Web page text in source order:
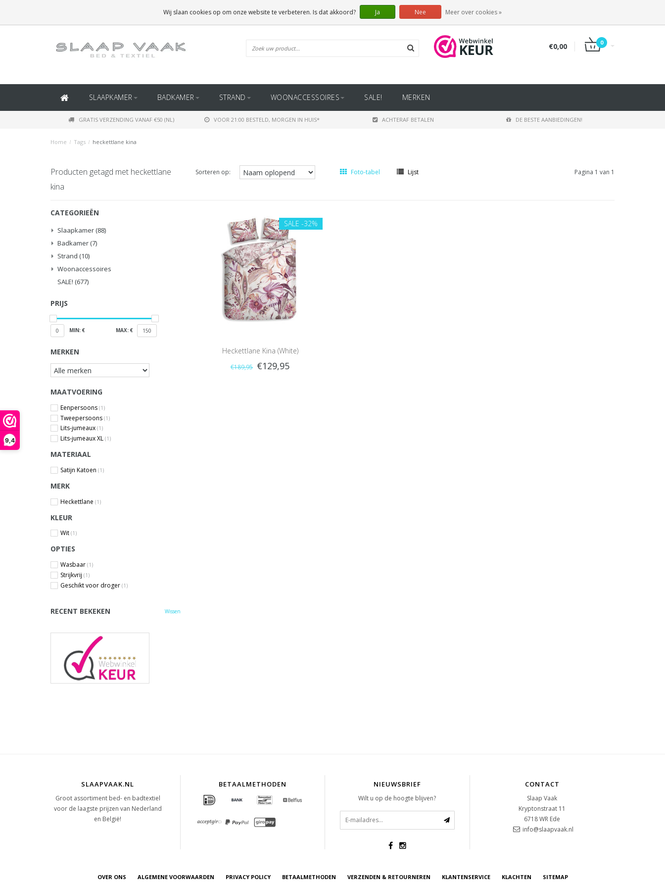
9,4
(BINNEN BELGIË)
€0,00 0
SLAAPKAMER BADKAMER STRAND WOONACCESSOIRES SALE! MERKEN
GRATIS VERZENDING VANAF €50 (NL) VOOR 21:00 BESTELD, MORGEN IN HUIS* ACHTERAF BETALEN DE BESTE AANBIEDINGEN!
Home / Tags / heckettlane kina
Producten getagd met heckettlane
kina
Sorteren op: Foto-tabel Lijst Pagina 1 van 1
CATEGORIEËN
Slaapkamer (88)
Badkamer (7)
Strand (10)
Woonaccessoires
SALE! (677)
PRIJS
0 MIN: € MAX: € 150
MERKEN
MAATVOERING
Eenpersoons (1)
Tweepersoons (1)
Lits-jumeaux (1)
Lits-jumeaux XL (1)
MATERIAAL
Satijn Katoen (1)
MERK
Heckettlane (1)
KLEUR
Wit (1)
OPTIES
Wasbaar (1)
Strijkvrij (1)
Geschikt voor droger (1)
RECENT BEKEKEN Wissen
SALE -32%
Heckettlane Kina (White)
€189,95 €129,95
SLAAPVAAK.NL
Groot assortiment bed- en badtextiel
voor de laagste prijzen van Nederland
en België!
BETAALMETHODEN NIEUWSBRIEF
Wilt u op de hoogte blijven?
CONTACT
Slaap Vaak
Kryptonstraat 11
6718 WR Ede
info@slaapvaak.nl
OVER ONS ALGEMENE VOORWAARDEN PRIVACY POLICY BETAALMETHODEN VERZENDEN & RETOURNEREN KLANTENSERVICE KLACHTEN SITEMAP
Wij slaan cookies op om onze website te verbeteren. Is dat akkoord? Ja Nee Meer over cookies »